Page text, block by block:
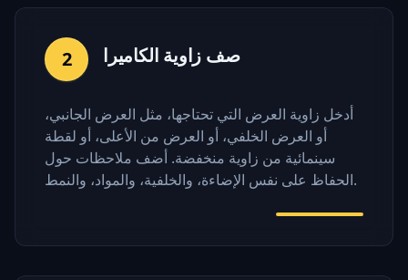
2 صف زاوية الكاميرا
أدخل زاوية العرض التي تحتاجها، مثل العرض الجانبي،
أو العرض الخلفي، أو العرض من الأعلى، أو لقطة
سينمائية من زاوية منخفضة. أضف ملاحظات حول
الحفاظ على نفس الإضاءة، والخلفية، والمواد، والنمط.